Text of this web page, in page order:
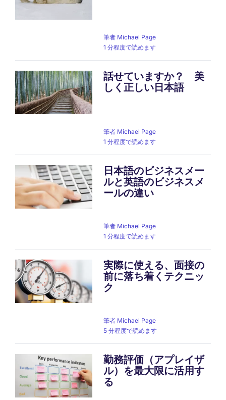
筆者 Michael Page
1 分程度で読めます
話せていますか？ 美
しく正しい日本語
筆者 Michael Page
1 分程度で読めます
日本語のビジネスメー
ルと英語のビジネスメ
ールの違い
筆者 Michael Page
1 分程度で読めます
実際に使える、面接の
前に落ち着くテクニッ
ク
筆者 Michael Page
5 分程度で読めます
勤務評価（アプレイザ
ル）を最大限に活用す
る